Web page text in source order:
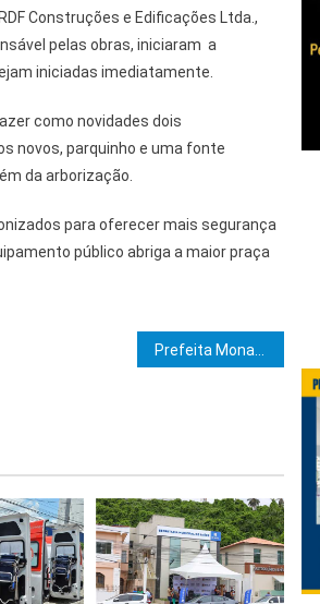
Construções e Edificações Ltda.,
pelas obras, iniciaram a
iniciadas imediatamente.
como novidades dois
novos, parquinho e uma fonte
da arborização.
para oferecer mais segurança
público abriga a maior praça